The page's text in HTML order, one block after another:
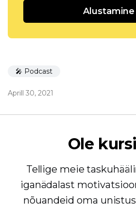
Alustamine
🎤 Podcast
Aprill 30, 2021
Ole
Tellige meie
iganädalast
nõuandeid oma